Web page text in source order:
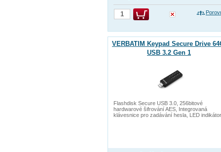
VERBATIM Keypad Secure Drive
USB 3.2 Gen 1
Flashdisk Secure USB 3.0, 256bitové
hardwarové šifrování AES, Integrovaná
klávesnice pro zadávání hesla, LED